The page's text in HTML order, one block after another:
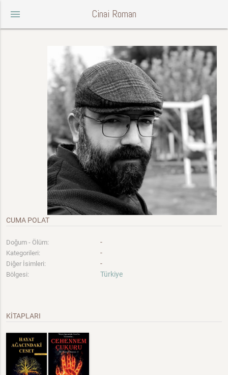
menu Cinai Roman
CUMA POLAT
Doğum - Ölüm: -
Kategorileri: -
Diğer İsimleri: -
Bölgesi: Türkiye
KİTAPLARI